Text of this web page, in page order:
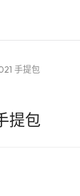
手提包
提包